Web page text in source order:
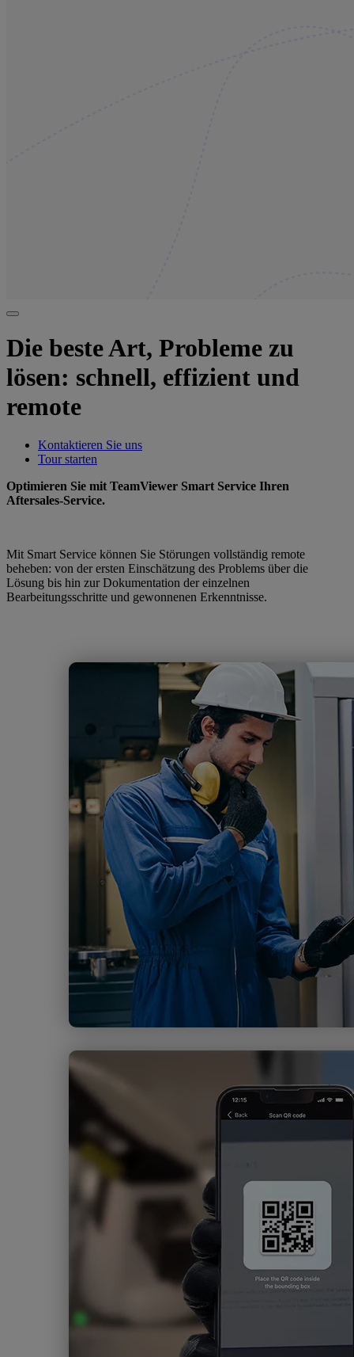
Die beste Art, Probleme zu
lösen: schnell, effizient und
remote
Kontaktieren Sie uns
Tour starten
Optimieren Sie mit TeamViewer Smart Service Ihren
Aftersales-Service.
Mit Smart Service können Sie Störungen vollständig remote
beheben: von der ersten Einschätzung des Problems über die
Lösung bis hin zur Dokumentation der einzelnen
Bearbeitungsschritte und gewonnenen Erkenntnisse.